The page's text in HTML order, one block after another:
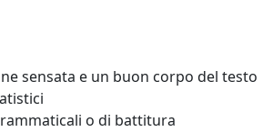
sensata e un buon corpo del testo
o di battitura